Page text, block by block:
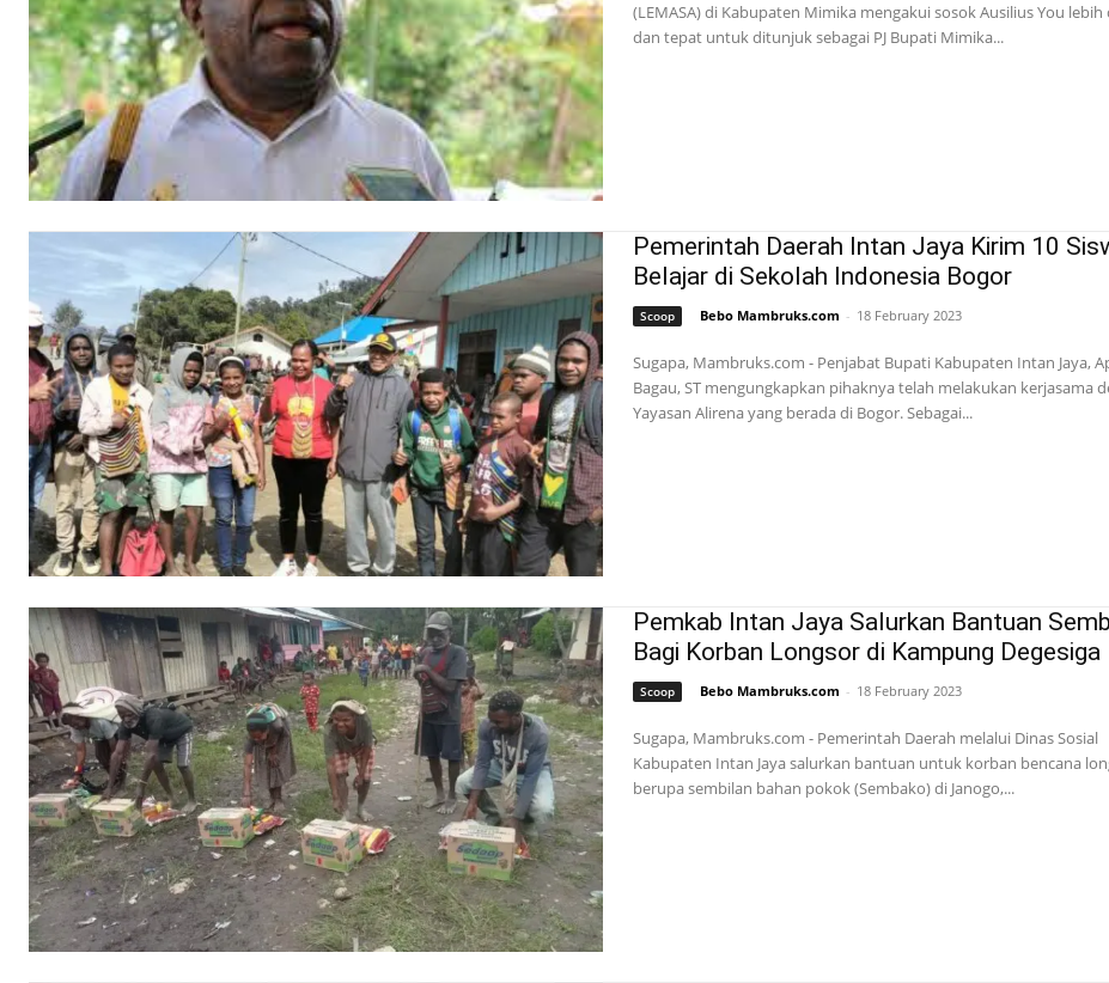
(LEMASA) di Kabupaten Mimika mengakui sosok Ausilius You lebih
dan tepat untuk ditunjuk sebagai PJ Bupati Mimika...
Pemerintah Daerah Intan Jaya Kirim 10
Belajar di Sekolah Indonesia Bogor
Scoop Bebo Mambruks.com - 18 February 2023
Sugapa, Mambruks.com - Penjabat Bupati Kabupaten Intan Jaya,
Bagau, ST mengungkapkan pihaknya telah melakukan kerjasama
Yayasan Alirena yang berada di Bogor. Sebagai...
Pemkab Intan Jaya Salurkan Bantuan
Bagi Korban Longsor di Kampung Degesiga
Scoop Bebo Mambruks.com - 18 February 2023
Sugapa, Mambruks.com - Pemerintah Daerah melalui Dinas Sosial
Kabupaten Intan Jaya salurkan bantuan untuk korban bencana
berupa sembilan bahan pokok (Sembako) di Janogo,...